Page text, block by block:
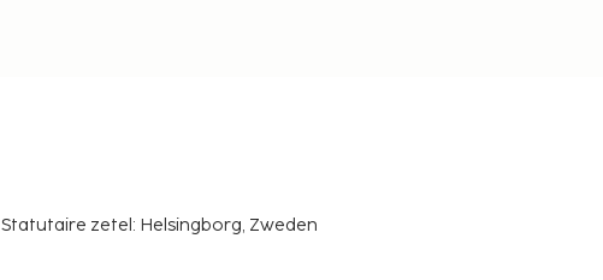
Statutaire zetel: Helsingborg, Zweden